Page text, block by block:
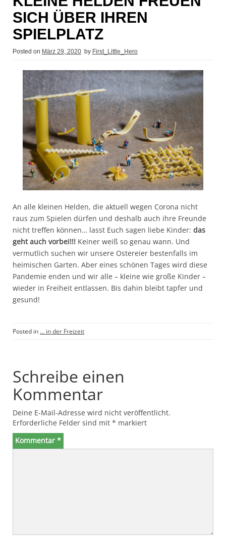
SICH ÜBER IHREN
SPIELPLATZ
Posted on März 29, 2020 by First_Little_Hero
An alle kleinen Helden, die aktuell wegen Corona nicht
raus zum Spielen dürfen und deshalb auch ihre Freunde
nicht treffen können… lasst Euch sagen liebe Kinder: das
geht auch vorbei!!! Keiner weiß so genau wann. Und
vermutlich suchen wir unsere Ostereier bestenfalls im
heimischen Garten. Aber eines schönen Tages wird diese
Pandemie enden und wir alle – kleine wie große Kinder –
wieder in Freiheit entlassen. Bis dahin bleibt tapfer und
gesund!
Posted in ... in der Freizeit
Schreibe einen
Kommentar
Deine E-Mail-Adresse wird nicht veröffentlicht.
Erforderliche Felder sind mit * markiert
Kommentar *